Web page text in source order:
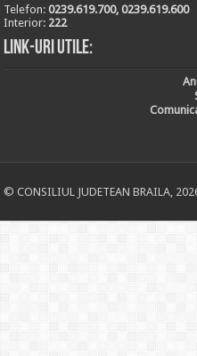
Telefon:0239.619.700, 0239.619.600
Interior: 222
Link-uri utile:
© CONSILIUL JUDETEAN BRAILA,